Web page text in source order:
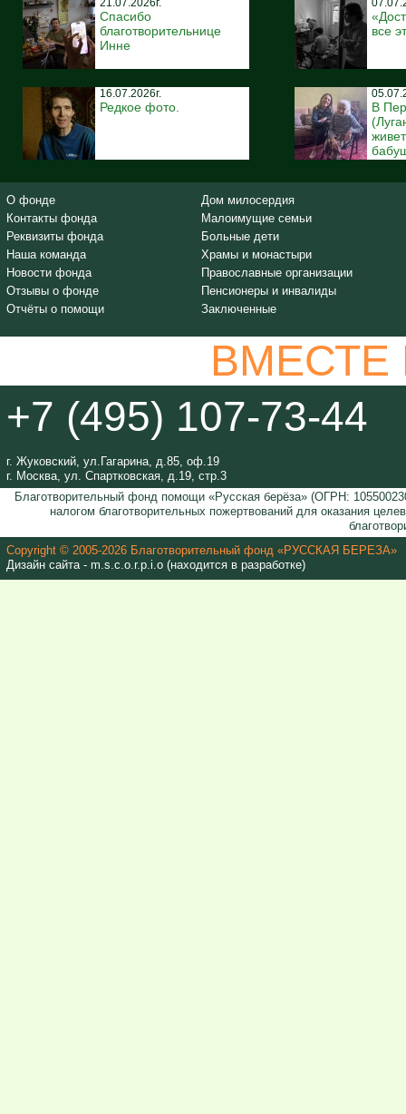
21.07.2026г.
Спасибо
благотворительнице
Инне
16.07.2026г.
Редкое фото.
все
В
О фонде
Контакты фонда
Реквизиты фонда
Наша команда
Новости фонда
Отзывы о фонде
Отчёты о помощи
Дом милосердия
Малоимущие семьи
Больные дети
Храмы и монастыри
Православные организации
Пенсионеры и инвалиды
Заключенные
+7 (495) 107-73-44
г. Жуковский, ул.Гагарина, д.85, оф.19
г. Москва, ул. Спартковская, д.19, стр.3
Благотворительный фонд помощи «Русская берёза» (ОГРН:
налогом благотворительных пожертвований для оказания
Copyright © 2005-2026 Благотворительный фонд «РУССКАЯ БЕРЕЗА»
Дизайн сайта - m.s.c.o.r.p.i.o (находится в разработке)